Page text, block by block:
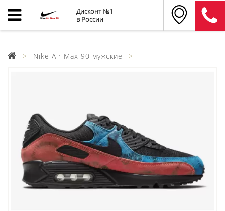
Дисконт №1
в России
Nike Air Max 90 мужские